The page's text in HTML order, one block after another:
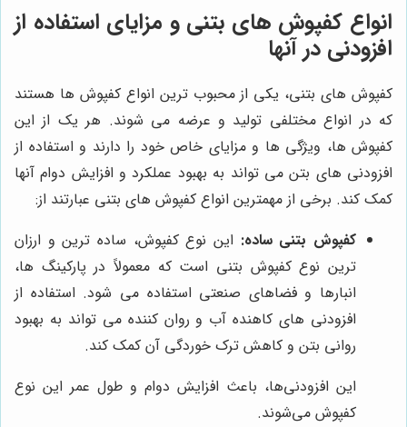
انواع کفپوش های بتنی و مزایای استفاده از
افزودنی در آنها
کفپوش های بتنی، یکی از محبوب ترین انواع کفپوش ها هستند
که در انواع مختلفی تولید و عرضه می شوند. هر یک از این
کفپوش ها، ویژگی ها و مزایای خاص خود را دارند و استفاده از
افزودنی های بتن می تواند به بهبود عملکرد و افزایش دوام آنها
کمک کند. برخی از مهمترین انواع کفپوش های بتنی عبارتند از:
کفپوش بتنی ساده: این نوع کفپوش، ساده ترین و ارزان
ترین نوع کفپوش بتنی است که معمولاً در پارکینگ ها،
انبارها و فضاهای صنعتی استفاده می شود. استفاده از
افزودنی های کاهنده آب و روان کننده می تواند به بهبود
روانی بتن و کاهش ترک خوردگی آن کمک کند.
این افزودنی‌ها، باعث افزایش دوام و طول عمر این نوع
کفپوش می‌شوند.